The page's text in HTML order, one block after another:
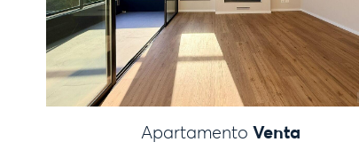
Apartamento Venta